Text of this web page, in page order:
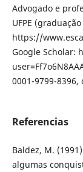
Advogado e
UFPE
https://
Google Scholar:
0001-9799-
Referencias
Baldez, M.
algumas